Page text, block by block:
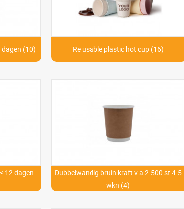
dagen (10) Re usable plastic hot cup (16)
12 dagen
Dubbelwandig bruin kraft v.a 2.500 st 4-5
wkn (4)